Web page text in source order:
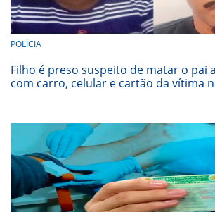
POLÍCIA
Filho é preso suspeito de matar o pai
com carro, celular e cartão da vítima